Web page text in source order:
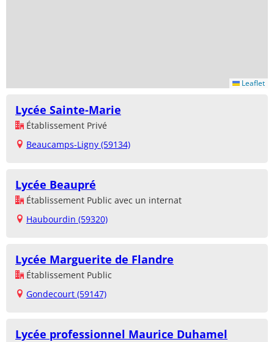
Leaflet
Lycée Sainte-Marie
Établissement Privé
Beaucamps-Ligny (59134)
Lycée Beaupré
Établissement Public avec un internat
Haubourdin (59320)
Lycée Marguerite de Flandre
Établissement Public
Gondecourt (59147)
Lycée professionnel Maurice Duhamel